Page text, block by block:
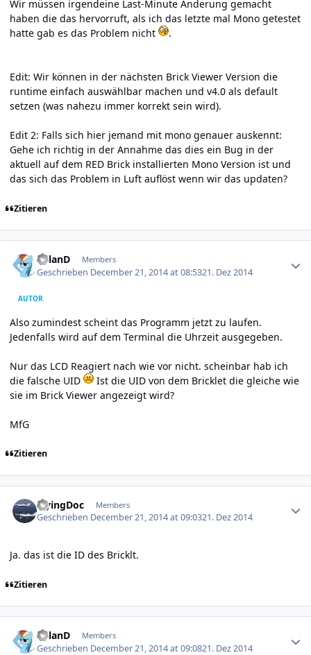
Wir müssen irgendeine Last-Minute Änderung gemacht
haben die das hervorruft, als ich das letzte mal Mono getestet
hatte gab es das Problem nicht
.
Edit: Wir können in der nächsten Brick Viewer Version die
runtime einfach auswählbar machen und v4.0 als default
setzen (was nahezu immer korrekt sein wird).
Edit 2: Falls sich hier jemand mit mono genauer auskennt:
Gehe ich richtig in der Annahme das dies ein Bug in der
aktuell auf dem RED Brick installierten Mono Version ist und
das sich das Problem in Luft auflöst wenn wir das updaten?
Zitieren
R0lanD Members
Geschrieben December 21, 2014 at 08:5321. Dez 2014
AUTOR
Also zumindest scheint das Programm jetzt zu laufen.
Jedenfalls wird auf dem Terminal die Uhrzeit ausgegeben.
Nur das LCD Reagiert nach wie vor nicht. scheinbar hab ich
die falsche UID
Ist die UID von dem Bricklet die gleiche wie
sie im Brick Viewer angezeigt wird?
MfG
Zitieren
FlyingDoc Members
Geschrieben December 21, 2014 at 09:0321. Dez 2014
Ja. das ist die ID des Bricklt.
Zitieren
R0lanD Members
Geschrieben December 21, 2014 at 09:0821. Dez 2014